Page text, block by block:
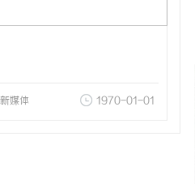
媒体 1970-01-01